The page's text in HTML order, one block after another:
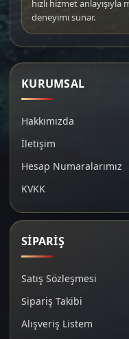
hızlı hizmet
deneyimi sunar.
KURUMSAL
Hakkımızda
İletişim
Hesap Numaralarımız
KVKK
SİPARİŞ
Satış Sözleşmesi
Sipariş Takibi
Alışveriş Listem